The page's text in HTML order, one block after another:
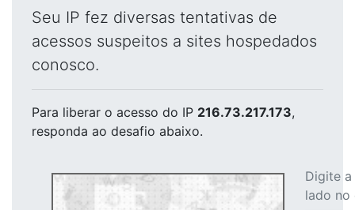
Seu IP fez diversas tentativas de
acessos suspeitos a sites hospedados
conosco.
Para liberar o acesso do IP 216.73.217.173,
responda ao desafio abaixo.
Digite
lado no